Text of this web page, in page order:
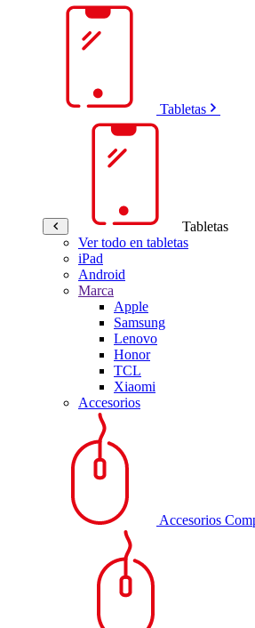
Tabletas
Tabletas
Ver todo en tabletas
iPad
Android
Marca
Apple
Samsung
Lenovo
Honor
TCL
Xiaomi
Accesorios
Accesorios